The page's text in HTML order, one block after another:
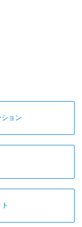
ョン